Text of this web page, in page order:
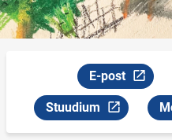
E-post
Link will open
Stuudium
Link will open on a